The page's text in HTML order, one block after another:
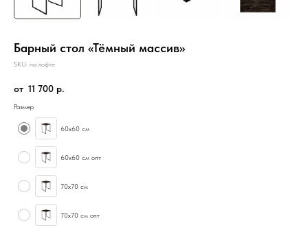
Барный стол «Тёмный массив»
SKU: на лофте
11 700 р.
Размер
60х60 см
60х60 см опт
70х70 см
70х70 см опт